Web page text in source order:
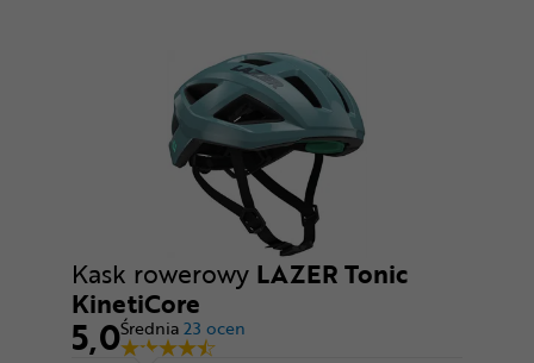
Kask rowerowy LAZER Tonic
KinetiCore
5,0Średnia23 ocen